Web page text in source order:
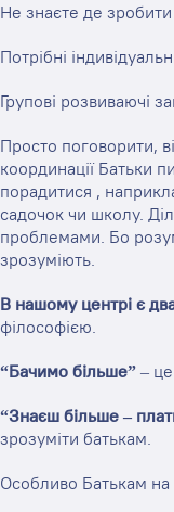
Не знаєте де
Потрібні
Групові розвиваючі
Просто поговорити,
координації Батьки
порадитися ,
садочок чи школу.
проблемами. Бо
зрозуміють.
В нашому центрі є
філософією.
“Бачимо більше” –
“Знаєш більше –
зрозуміти батькам.
Особливо Батькам на